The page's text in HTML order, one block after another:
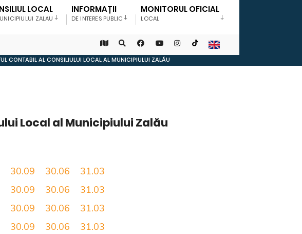
LOCAL
ZALAU
INFORMAȚII
DE INTERES PUBLIC
MONITORUL OFICIAL
LOCAL
CONTABIL AL CONSILIULUI LOCAL AL MUNICIPIULUI ZALĂU
Local al Municipiului Zalău
30.09 30.06
31.03
30.09 30.06
31.03
30.09 30.06
31.03
30.09 30.06
31.03